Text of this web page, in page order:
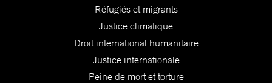
Réfugiés et migrants
Justice climatique
Droit international humanitaire
Justice internationale
Peine de mort et torture